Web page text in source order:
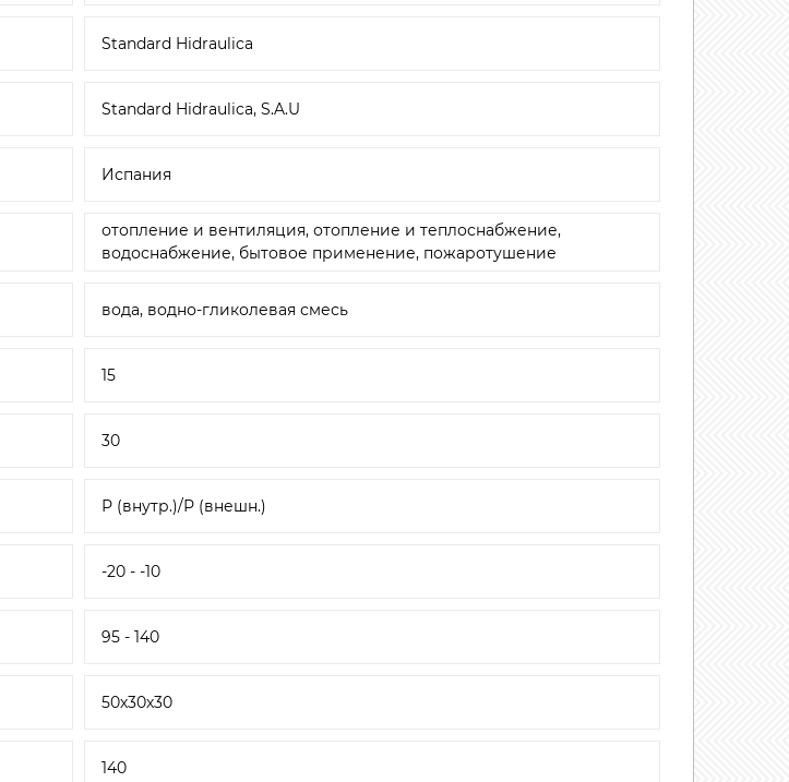
Standard Hidraulica
Standard Hidraulica, S.A.U
Испания
отопление и вентиляция, отопление и теплоснабжение,
водоснабжение, бытовое применение, пожаротушение
вода, водно-гликолевая смесь
15
30
Р (внутр.)/Р (внешн.)
-20 - -10
95 - 140
50х30х30
140